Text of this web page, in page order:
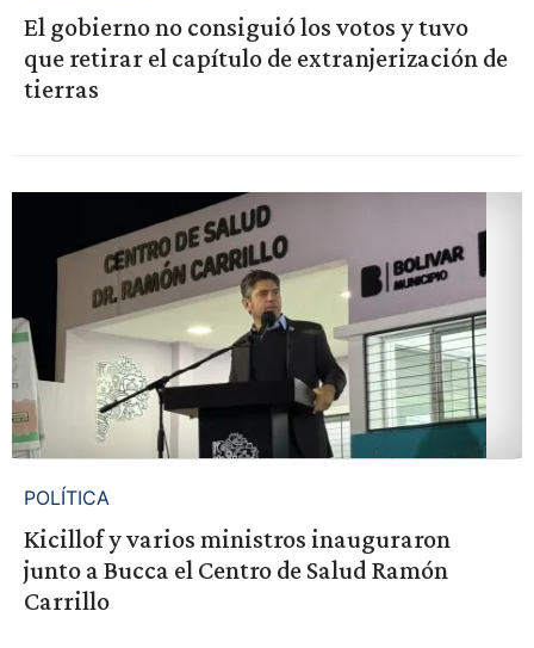
El gobierno no consiguió los votos y tuvo
que retirar el capítulo de extranjerización de
tierras
POLÍTICA
Kicillof y varios ministros inauguraron
junto a Bucca el Centro de Salud Ramón
Carrillo